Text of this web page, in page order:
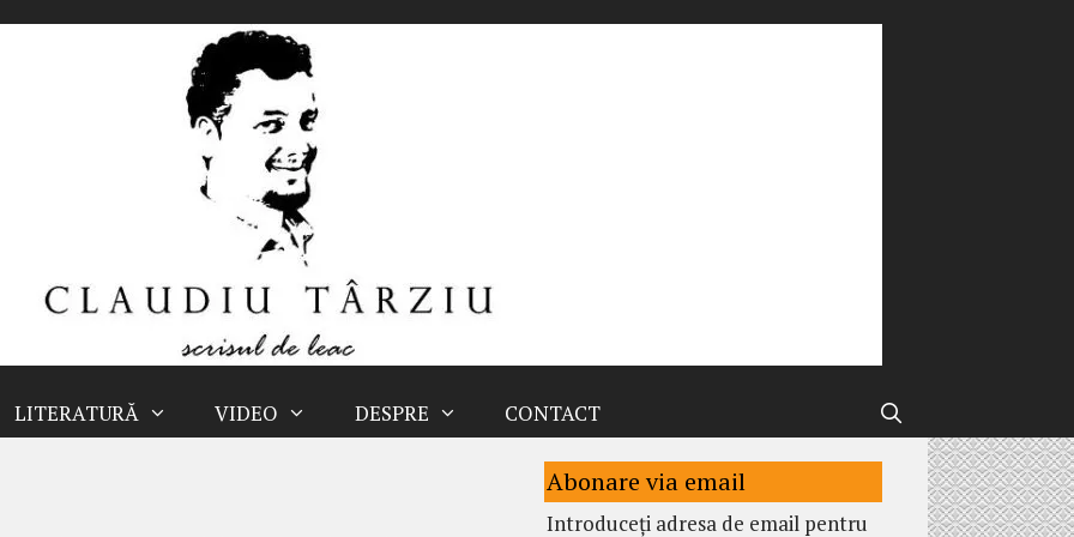
LITERATURĂ VIDEO DESPRE CONTACT
Abonare via email
Introduceți adresa de email pentru